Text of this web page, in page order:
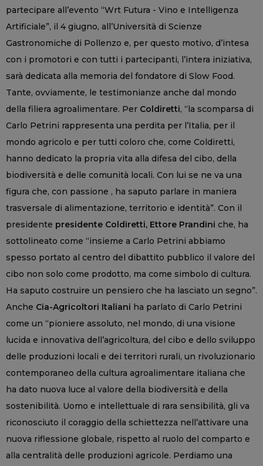
partecipare all’evento “Wrt Futura - Vino e Intelligenza
Artificiale”, il 4 giugno, all’Università di Scienze
Gastronomiche di Pollenzo e, per questo motivo, d’intesa
con i promotori e con tutti i partecipanti, l’intera iniziativa,
sarà dedicata alla memoria del fondatore di Slow Food.
Tante, ovviamente, le testimonianze anche dal mondo
della filiera agroalimentare. Per Coldiretti, “la scomparsa di
Carlo Petrini rappresenta una perdita per l’Italia, per il
mondo agricolo e per tutti coloro che, come Coldiretti,
hanno dedicato la propria vita alla difesa del cibo, della
biodiversità e delle comunità locali. Con lui se ne va una
figura che, con passione , ha saputo parlare in maniera
trasversale di alimentazione, territorio e identità”. Con il
presidente presidente Coldiretti, Ettore Prandini che, ha
sottolineato come “insieme a Carlo Petrini abbiamo
spesso portato al centro del dibattito pubblico il valore del
cibo non solo come prodotto, ma come simbolo di cultura.
Ha saputo costruire un pensiero che ha lasciato un segno”.
Anche Cia-Agricoltori Italiani ha parlato di Carlo Petrini
come un “pioniere assoluto, nel mondo, di una visione
lucida e innovativa dell’agricoltura, del cibo e dello sviluppo
delle produzioni locali e dei territori rurali, un rivoluzionario
contemporaneo della cultura agroalimentare italiana che
ha dato nuova luce al valore della biodiversità e della
sostenibilità. Uomo e intellettuale di rara sensibilità, gli va
riconosciuto il coraggio della schiettezza nell’attivare una
nuova riflessione globale, rispetto al ruolo del comparto e
alla centralità delle produzioni agricole. Perdiamo una